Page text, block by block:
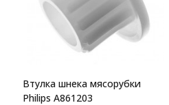
Втулка шнека мясорубки
Philips A861203